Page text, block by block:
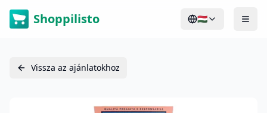
Shoppilisto 🇭🇺
Vissza az ajánlatokhoz